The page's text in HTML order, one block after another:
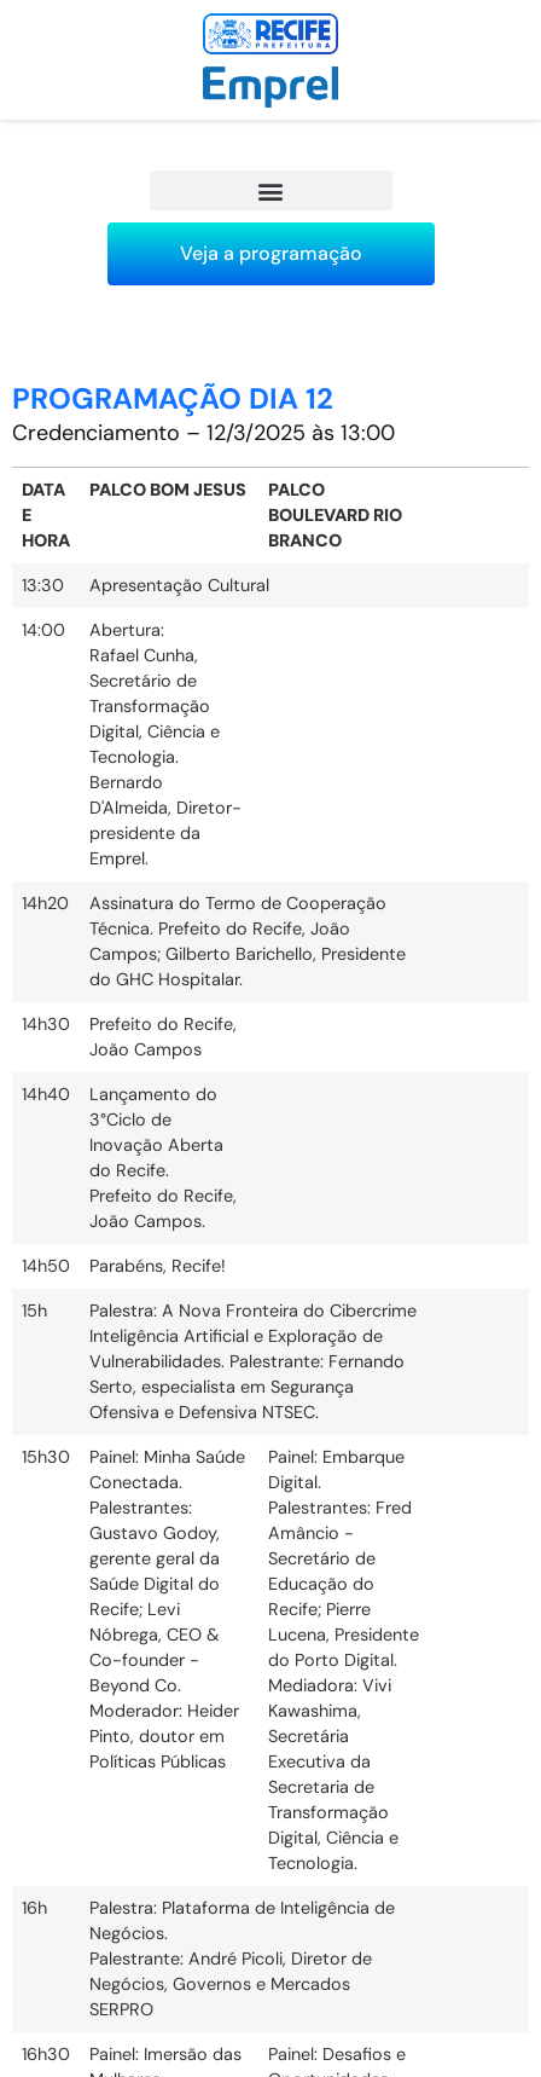
Veja a programação
PROGRAMAÇÃO DIA 12
Credenciamento – 12/3/2025 às 13:00
DATA
E
HORA
PALCO BOM JESUS
PALCO
BOULEVARD RIO
BRANCO
13:30 Apresentação Cultural
14:00
Abertura:
Rafael Cunha,
Secretário de
Transformação
Digital, Ciência e
Tecnologia.
Bernardo
D'Almeida, Diretor-
presidente da
Emprel.
14h20
Assinatura do Termo de Cooperação
Técnica. Prefeito do Recife, João
Campos; Gilberto Barichello, Presidente
do GHC Hospitalar.
14h30
Prefeito do Recife,
João Campos
14h40
Lançamento do
3°Ciclo de
Inovação Aberta
do Recife.
Prefeito do Recife,
João Campos.
14h50 Parabéns, Recife!
15h
Palestra: A Nova Fronteira do Cibercrime
Inteligência Artificial e Exploração de
Vulnerabilidades. Palestrante: Fernando
Serto, especialista em Segurança
Ofensiva e Defensiva NTSEC.
15h30
Painel: Minha Saúde
Conectada.
Palestrantes:
Gustavo Godoy,
gerente geral da
Saúde Digital do
Recife; Levi
Nóbrega, CEO &
Co-founder -
Beyond Co.
Moderador: Heider
Pinto, doutor em
Políticas Públicas
Painel: Embarque
Digital.
Palestrantes: Fred
Amâncio -
Secretário de
Educação do
Recife; Pierre
Lucena, Presidente
do Porto Digital.
Mediadora: Vivi
Kawashima,
Secretária
Executiva da
Secretaria de
Transformação
Digital, Ciência e
Tecnologia.
16h
Palestra: Plataforma de Inteligência de
Negócios.
Palestrante: André Picoli, Diretor de
Negócios, Governos e Mercados
SERPRO
16h30
Painel: Imersão das
Painel: Desafios e